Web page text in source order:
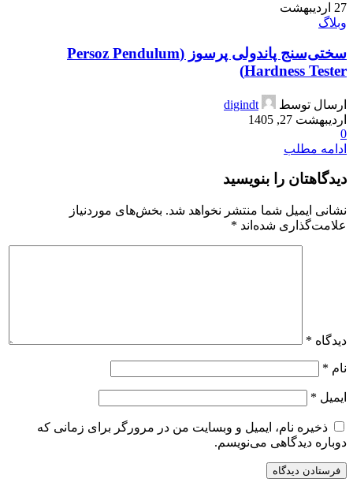
27 اردیبهشت
وبلاگ
سختی‌سنج پاندولی پرسوز (Persoz Pendulum
Hardness Tester)
ارسال توسط
digindt
اردیبهشت 27, 1405
0
ادامه مطلب
دیدگاهتان را بنویسید
نشانی ایمیل شما منتشر نخواهد شد. بخش‌های موردنیاز
علامت‌گذاری شده‌اند *
دیدگاه *
نام *
ایمیل *
ذخیره نام، ایمیل و وبسایت من در مرورگر برای زمانی که
دوباره دیدگاهی می‌نویسم.